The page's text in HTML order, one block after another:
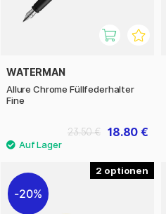
WATERMAN
Allure Chrome Füllfederhalter
Fine
18.80 €
23.50 €
2
20%